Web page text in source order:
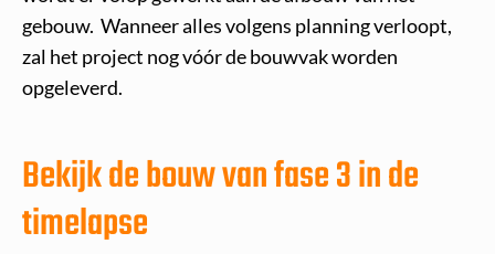
gebouw. Wanneer alles volgens planning verloopt,
zal het project nog vóór de bouwvak worden
opgeleverd.
Bekijk de bouw van fase 3 in de
timelapse